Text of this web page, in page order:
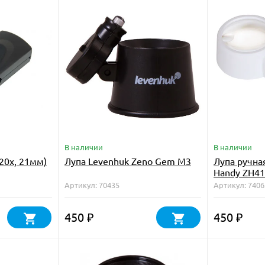
21мм)
В наличии
Лупа Levenhuk Zeno Gem M3
Артикул: 70435
450 ₽
В наличии
Лупа
Handy ZH41
Артикул:
450 ₽